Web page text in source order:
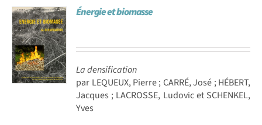
Achat en ligne
Panier WooCommerce
Énergie et biomasse
La densification
par LEQUEUX, Pierre ; CARRÉ, José ; HÉBERT,
Jacques ; LACROSSE, Ludovic et SCHENKEL,
Yves